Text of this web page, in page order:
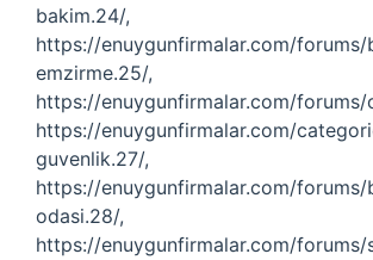
bakim.24/,
https://enuygunfirmalar.com/forums/
emzirme.25/,
https://enuygunfirmalar.com/forums/
https://enuygunfirmalar.com/
guvenlik.27/,
https://enuygunfirmalar.com/forums/
odasi.28/,
https://enuygunfirmalar.com/